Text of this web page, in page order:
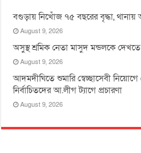
বগুড়ায় নিখোঁজ ৭৫ বছরের বৃদ্ধা,
August 9, 2026
অসুস্থ শ্রমিক নেতা মাসুদ মন্ডলকে দেখতে
August 9, 2026
আদমদীঘিতে শুমারি স্বেচ্ছাসেবী
নির্বাচিতদের আ.লীগ ট্যাগে প্রচারণা
August 9, 2026